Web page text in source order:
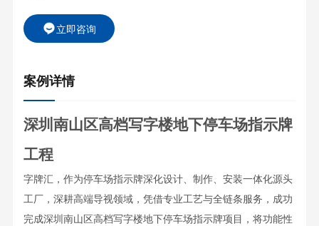
立即咨询
案例详情
深圳南山区高档写字楼地下停车场指示牌
工程
字牌汇，作为停车场指示牌深化设计、制作、安装一体化源头
工厂，深耕高端导视领域，凭借专业工艺与全链条服务，成功
完成深圳南山区高档写字楼地下停车场指示牌项目，将功能性